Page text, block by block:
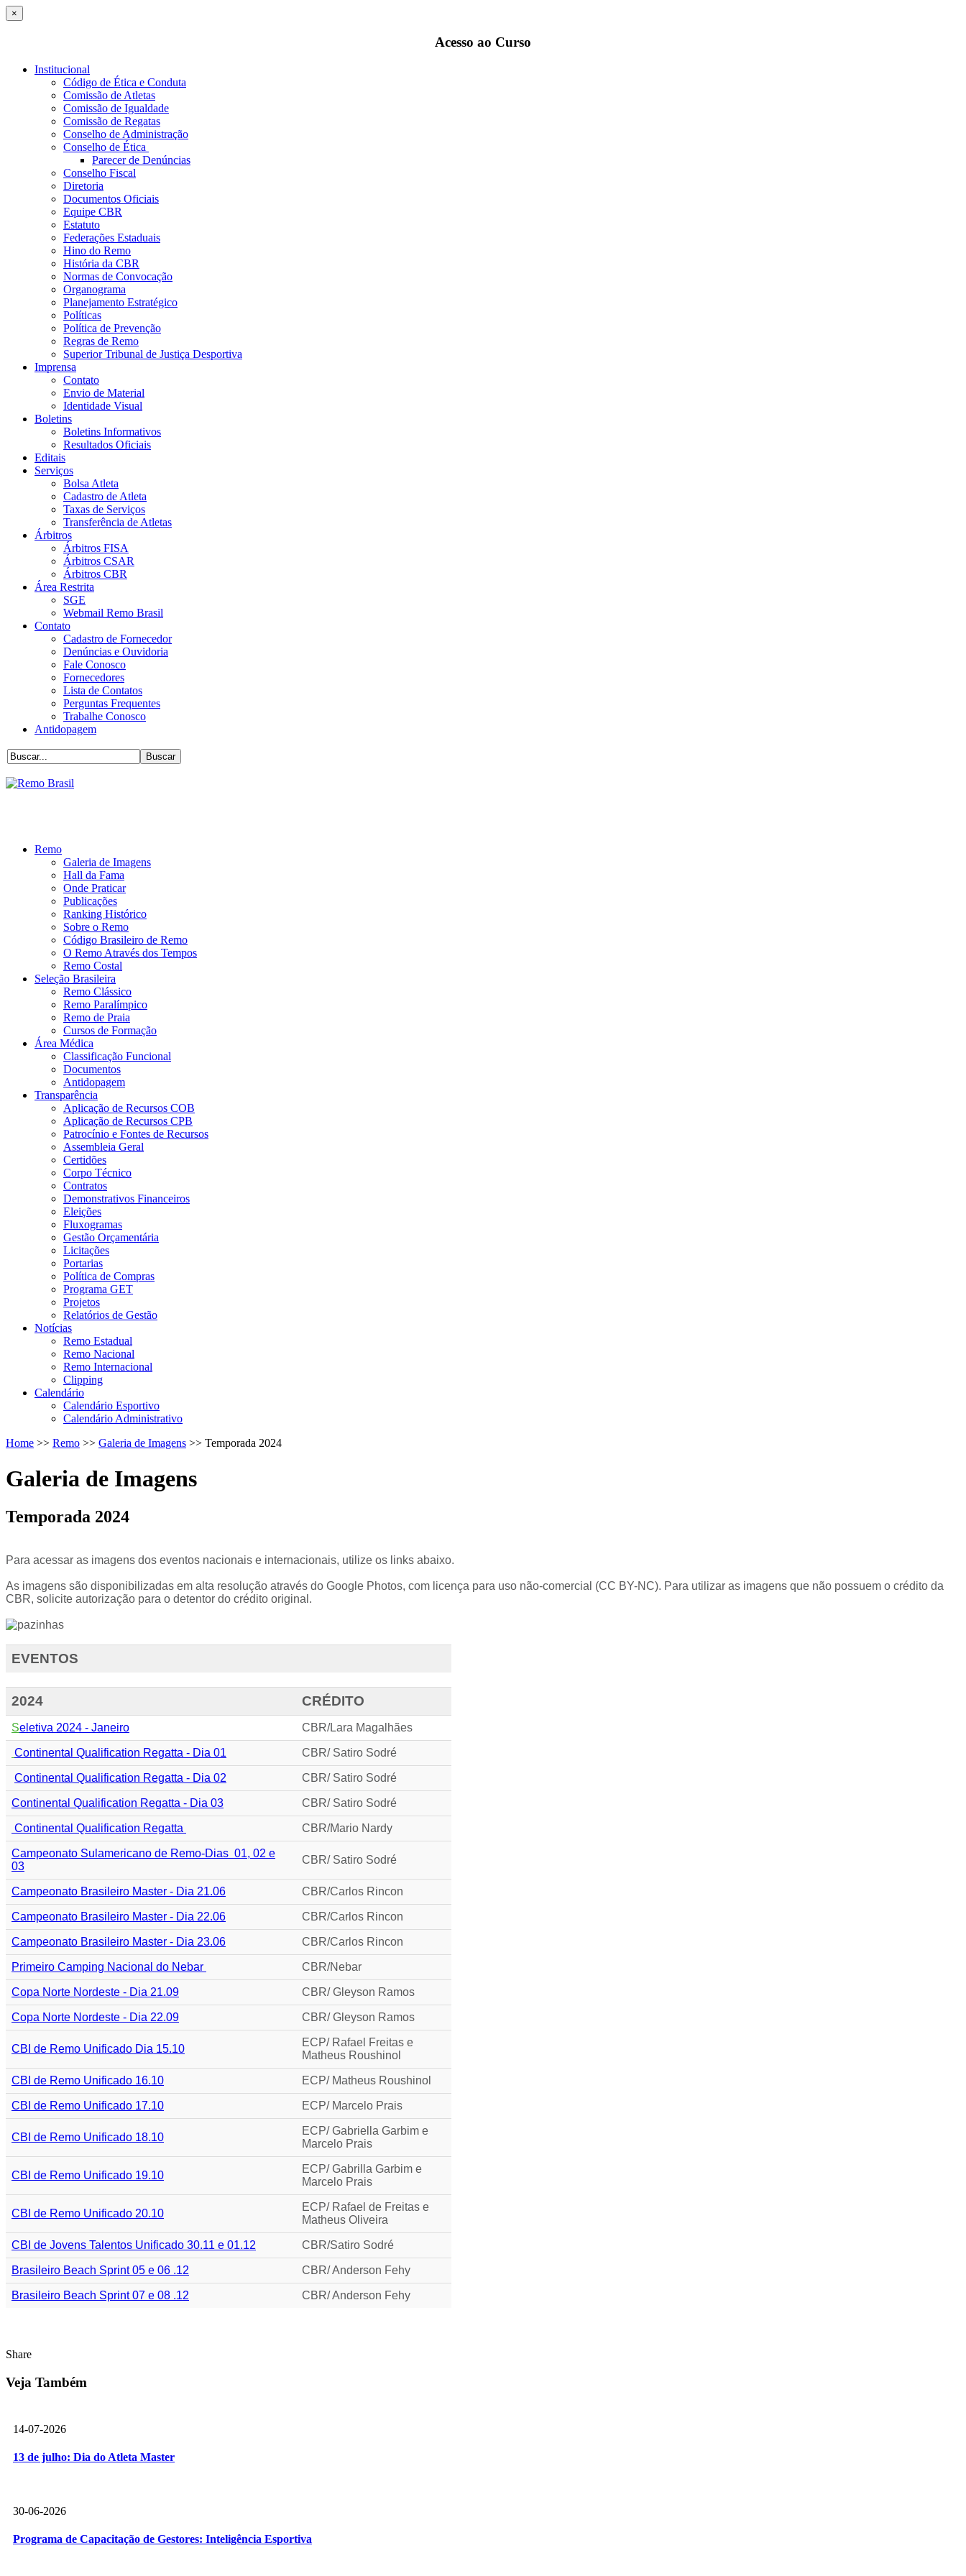
×
Acesso ao Curso
Institucional
Código de Ética e Conduta
Comissão de Atletas
Comissão de Igualdade
Comissão de Regatas
Conselho de Administração
Conselho de Ética
Parecer de Denúncias
Conselho Fiscal
Diretoria
Documentos Oficiais
Equipe CBR
Estatuto
Federações Estaduais
Hino do Remo
História da CBR
Normas de Convocação
Organograma
Planejamento Estratégico
Políticas
Política de Prevenção
Regras de Remo
Superior Tribunal de Justiça Desportiva
Imprensa
Contato
Envio de Material
Identidade Visual
Boletins
Boletins Informativos
Resultados Oficiais
Editais
Serviços
Bolsa Atleta
Cadastro de Atleta
Taxas de Serviços
Transferência de Atletas
Árbitros
Árbitros FISA
Árbitros CSAR
Árbitros CBR
Área Restrita
SGE
Webmail Remo Brasil
Contato
Cadastro de Fornecedor
Denúncias e Ouvidoria
Fale Conosco
Fornecedores
Lista de Contatos
Perguntas Frequentes
Trabalhe Conosco
Antidopagem
Remo
Galeria de Imagens
Hall da Fama
Onde Praticar
Publicações
Ranking Histórico
Sobre o Remo
Código Brasileiro de Remo
O Remo Através dos Tempos
Remo Costal
Seleção Brasileira
Remo Clássico
Remo Paralímpico
Remo de Praia
Cursos de Formação
Área Médica
Classificação Funcional
Documentos
Antidopagem
Transparência
Aplicação de Recursos COB
Aplicação de Recursos CPB
Patrocínio e Fontes de Recursos
Assembleia Geral
Certidões
Corpo Técnico
Contratos
Demonstrativos Financeiros
Eleições
Fluxogramas
Gestão Orçamentária
Licitações
Portarias
Política de Compras
Programa GET
Projetos
Relatórios de Gestão
Notícias
Remo Estadual
Remo Nacional
Remo Internacional
Clipping
Calendário
Calendário Esportivo
Calendário Administrativo
Home >> Remo >> Galeria de Imagens >> Temporada 2024
Galeria de Imagens
Temporada 2024
Para acessar as imagens dos eventos nacionais e internacionais, utilize os links abaixo.
As imagens são disponibilizadas em alta resolução através do Google Photos, com licença para uso não-comercial (CC BY-NC). Para utilizar as imagens que não possuem o crédito da
CBR, solicite autorização para o detentor do crédito original.
EVENTOS
2024 CRÉDITO
Seletiva 2024 - Janeiro CBR/Lara Magalhães
Continental Qualification Regatta - Dia 01 CBR/ Satiro Sodré
Continental Qualification Regatta - Dia 02 CBR/ Satiro Sodré
Continental Qualification Regatta - Dia 03 CBR/ Satiro Sodré
Continental Qualification Regatta CBR/Mario Nardy
Campeonato Sulamericano de Remo-Dias 01, 02 e
03
CBR/ Satiro Sodré
Campeonato Brasileiro Master - Dia 21.06 CBR/Carlos Rincon
Campeonato Brasileiro Master - Dia 22.06 CBR/Carlos Rincon
Campeonato Brasileiro Master - Dia 23.06 CBR/Carlos Rincon
Primeiro Camping Nacional do Nebar CBR/Nebar
Copa Norte Nordeste - Dia 21.09 CBR/ Gleyson Ramos
Copa Norte Nordeste - Dia 22.09 CBR/ Gleyson Ramos
CBI de Remo Unificado Dia 15.10
ECP/ Rafael Freitas e
Matheus Roushinol
CBI de Remo Unificado 16.10 ECP/ Matheus Roushinol
CBI de Remo Unificado 17.10 ECP/ Marcelo Prais
CBI de Remo Unificado 18.10
ECP/ Gabriella Garbim e
Marcelo Prais
CBI de Remo Unificado 19.10
ECP/ Gabrilla Garbim e
Marcelo Prais
CBI de Remo Unificado 20.10
ECP/ Rafael de Freitas e
Matheus Oliveira
CBI de Jovens Talentos Unificado 30.11 e 01.12 CBR/Satiro Sodré
Brasileiro Beach Sprint 05 e 06 .12 CBR/ Anderson Fehy
Brasileiro Beach Sprint 07 e 08 .12 CBR/ Anderson Fehy
Share
Veja Também
14-07-2026
13 de julho: Dia do Atleta Master
30-06-2026
Programa de Capacitação de Gestores: Inteligência Esportiva